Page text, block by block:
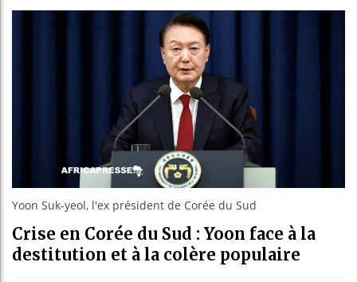
Yoon Suk-yeol, l'ex président de Corée du Sud
Crise en Corée du Sud : Yoon face à la
destitution et à la colère populaire